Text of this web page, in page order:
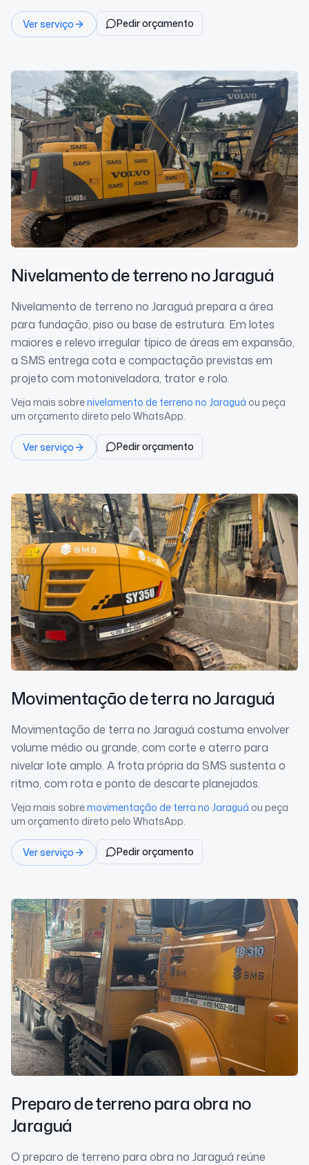
Ver serviço Pedir orçamento
Nivelamento de terrenono Jaraguá
Nivelamento de terreno no Jaraguá prepara a área
para fundação, piso ou base de estrutura. Em lotes
maiores e relevo irregular típico de áreas em expansão,
a SMS entrega cota e compactação previstas em
projeto com motoniveladora, trator e rolo.
Veja mais sobrenivelamento de terreno no Jaraguá ou peça
um orçamento direto pelo WhatsApp.
Ver serviço Pedir orçamento
Movimentação de terra no Jaraguá
Movimentação de terra no Jaraguá costuma envolver
volume médio ou grande, com corte e aterro para
nivelar lote amplo. A frota própria da SMS sustenta o
ritmo, com rota e ponto de descarte planejados.
Veja mais sobremovimentação de terra no Jaraguá ou peça
um orçamento direto pelo WhatsApp.
Ver serviço Pedir orçamento
Preparo de terreno para obra no
Jaraguá
O preparo de terreno para obra no Jaraguá reúne